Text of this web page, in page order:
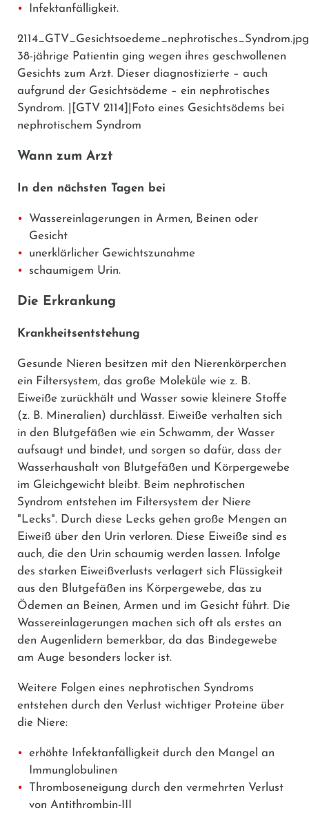
Infektanfälligkeit.
38-jährige Patientin ging wegen ihres geschwollenen
Gesichts zum Arzt. Dieser diagnostizierte – auch
aufgrund der Gesichtsödeme – ein nephrotisches
Syndrom. |[GTV 2114]|Foto eines Gesichtsödems bei
nephrotischem Syndrom
Wann zum Arzt
In den nächsten Tagen bei
Wassereinlagerungen in Armen, Beinen oder
Gesicht
unerklärlicher Gewichtszunahme
schaumigem Urin.
Die Erkrankung
Krankheitsentstehung
Gesunde Nieren besitzen mit den Nierenkörperchen
ein Filtersystem, das große Moleküle wie z. B.
Eiweiße zurückhält und Wasser sowie kleinere Stoffe
(z. B. Mineralien) durchlässt. Eiweiße verhalten sich
in den Blutgefäßen wie ein Schwamm, der Wasser
aufsaugt und bindet, und sorgen so dafür, dass der
Wasserhaushalt von Blutgefäßen und Körpergewebe
im Gleichgewicht bleibt. Beim nephrotischen
Syndrom entstehen im Filtersystem der Niere
"Lecks". Durch diese Lecks gehen große Mengen an
Eiweiß über den Urin verloren. Diese Eiweiße sind es
auch, die den Urin schaumig werden lassen. Infolge
des starken Eiweißverlusts verlagert sich Flüssigkeit
aus den Blutgefäßen ins Körpergewebe, das zu
Ödemen an Beinen, Armen und im Gesicht führt. Die
Wassereinlagerungen machen sich oft als erstes an
den Augenlidern bemerkbar, da das Bindegewebe
am Auge besonders locker ist.
Weitere Folgen eines nephrotischen Syndroms
entstehen durch den Verlust wichtiger Proteine über
die Niere:
erhöhte Infektanfälligkeit durch den Mangel an
Immunglobulinen
Thromboseneigung durch den vermehrten Verlust
von Antithrombin-III